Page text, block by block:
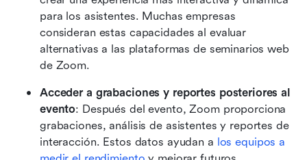
para los asistentes. Muchas empresas
consideran estas capacidades al evaluar
alternativas a las plataformas de seminarios web
de Zoom.
Acceder a grabaciones y reportes posteriores al
evento: Después del evento, Zoom proporciona
grabaciones, análisis de asistentes y reportes de
interacción. Estos datos ayudan a los equipos a